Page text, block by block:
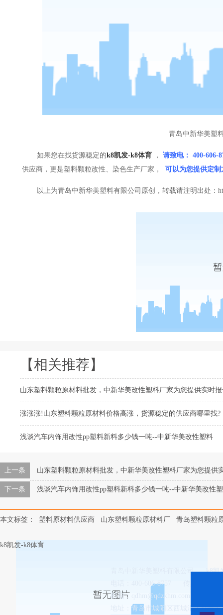
青岛中新华美塑
如果您在找货源稳定的k8凯发-k8体育 ， 请致电： 400-606-
供应商，更是塑料颗粒改性、染色生产厂家， 可以为您提供定
以上为青岛中新华美塑料有限公司原创，转载请注明出处：
【相关推荐】
山东塑料颗粒原材料批发，中新华美改性塑料厂家为您提供实时
涨涨涨!山东塑料颗粒原材料价格高涨，货源稳定的供应商哪里找?
浅谈汽车内饰用改性pp塑料新料多少钱一吨--中新华美改性塑料
上一条 山东塑料颗粒原材料批发，中新华美改性塑料厂家为您提供
下一条 浅谈汽车内饰用改性pp塑料新料多少钱一吨--中新华美改性
本文标签： 塑料原材料供应商 山东塑料颗粒原材料厂 青岛塑料颗粒
k8凯发-k8体育
青岛中新华美塑料有限公司
k8凯
电话：400-606-8757
邮箱：
qdhm@qdzxhm.com.cn
地址：青岛市城阳区西城汇工业园8-